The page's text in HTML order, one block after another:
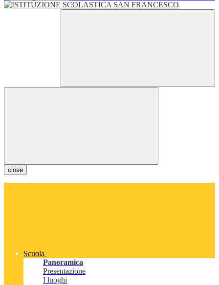
close
Scuola
Panoramica
Presentazione
I luoghi